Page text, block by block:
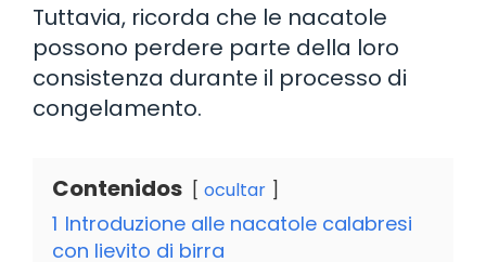
Tuttavia, ricorda che le nacatole
possono perdere parte della loro
consistenza durante il processo di
congelamento.
Contenidos ocultar
1 Introduzione alle nacatole calabresi
con lievito di birra